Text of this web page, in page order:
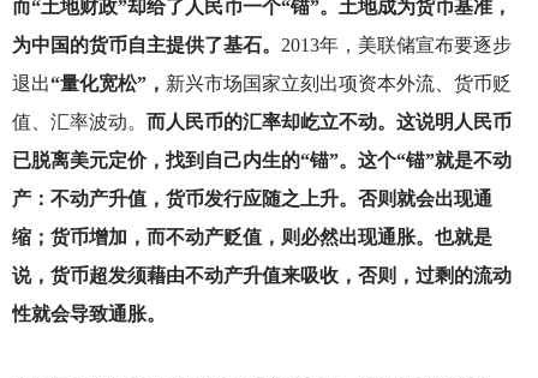
而“土地财政”却给了人民币一个“锚”。土地成为货币基准，
为中国的货币自主提供了基石。 2013年，美联储宣布要逐步
退出“量化宽松”， 新兴市场国家立刻出项资本外流、货币贬
值、汇率波动。 而人民币的汇率却屹立不动。这说明人民币
已脱离美元定价，找到自己内生的“锚”。这个“锚”就是不动
产：不动产升值，货币发行应随之上升。否则就会出现通
缩；货币增加，而不动产贬值，则必然出现通胀。也就是
说，货币超发须藉由不动产升值来吸收，否则，过剩的流动
性就会导致通胀。